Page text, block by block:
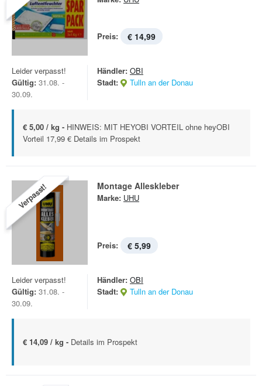
Preis: € 14,99
Leider verpasst!
Gültig: 31.08. -
30.09.
Händler: OBI
Stadt:
Tulln an der Donau
€ 5,00 / kg - HINWEIS: MIT HEYOBI VORTEIL ohne heyOBI
Vorteil 17,99 € Details im Prospekt
Verpasst! Montage Alleskleber
Marke: UHU
Preis: € 5,99
Leider verpasst!
Gültig: 31.08. -
30.09.
Händler: OBI
Stadt:
Tulln an der Donau
€ 14,09 / kg - Details im Prospekt